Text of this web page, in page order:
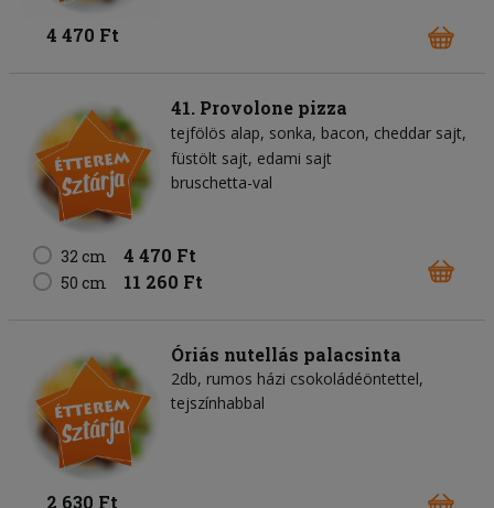
4 470 Ft
41. Provolone pizza
tejfölös alap sonka bacon cheddar sajt
füstölt sajt edami sajt
bruschetta-val
32 cm 4 470 Ft
50 cm 11 260 Ft
Óriás nutellás palacsinta
2db, rumos házi csokoládéöntettel,
tejszínhabbal
2 630 Ft